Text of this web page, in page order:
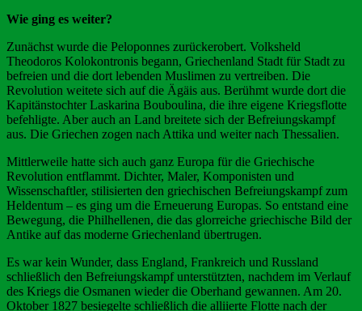
Wie ging es weiter?
Zunächst wurde die Peloponnes zurückerobert. Volksheld
Theodoros Kolokontronis begann, Griechenland Stadt für Stadt zu
befreien und die dort lebenden Muslimen zu vertreiben. Die
Revolution weitete sich auf die Ägäis aus. Berühmt wurde dort die
Kapitänstochter Laskarina Bouboulina, die ihre eigene Kriegsflotte
befehligte. Aber auch an Land breitete sich der Befreiungskampf
aus. Die Griechen zogen nach Attika und weiter nach Thessalien.
Mittlerweile hatte sich auch ganz Europa für die Griechische
Revolution entflammt. Dichter, Maler, Komponisten und
Wissenschaftler, stilisierten den griechischen Befreiungskampf zum
Heldentum – es ging um die Erneuerung Europas. So entstand eine
Bewegung, die Philhellenen, die das glorreiche griechische Bild der
Antike auf das moderne Griechenland übertrugen.
Es war kein Wunder, dass England, Frankreich und Russland
schließlich den Befreiungskampf unterstützten, nachdem im Verlauf
des Kriegs die Osmanen wieder die Oberhand gewannen. Am 20.
Oktober 1827 besiegelte schließlich die alliierte Flotte nach der